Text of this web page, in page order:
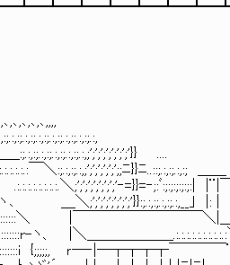
¨
］ │ 知っての通り
: : : :.:| │ あの国
: : : : : :
: : : :.:| ,､,､,､,､,､
: :
￣＼
＼;';';';';';';';'‐=}}=‐;:ﾞ
｣ |: | |-
|￣￣￣￣￣￣￣￣￣＼|＿
ヽ、 |＼＿＿＿＿＿＿
{;;;;;, ｒ─‐|─┬┬┬┬￣￣￣￣¨